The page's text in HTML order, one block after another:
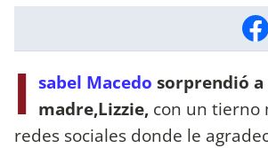
I sabel Macedo sorprendió a
madre,Lizzie, con un tierno
redes sociales donde le